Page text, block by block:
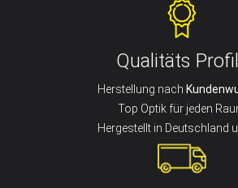
Qualitäts
Herstellung nach
Top Optik für jeden
Hergestellt in Deutschland